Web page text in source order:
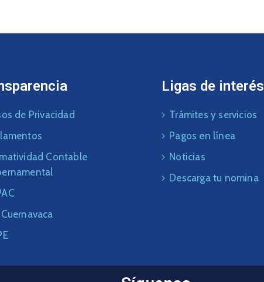
de Privacidad
Contable
Cuernavaca
Ligas de interés
Trámites y servicios
Pagos en línea
Noticias
Descarga tu nomina